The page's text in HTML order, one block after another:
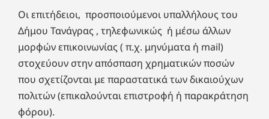
Οι επιτήδειοι, προσποιούμενοι υπαλλήλους του
Δήμου Τανάγρας , τηλεφωνικώς ή μέσω άλλων
μορφών επικοινωνίας ( π.χ. μηνύματα ή mail)
στοχεύουν στην απόσπαση χρηματικών ποσών
που σχετίζονται με παραστατικά των δικαιούχων
πολιτών (επικαλούνται επιστροφή ή παρακράτηση
φόρου).